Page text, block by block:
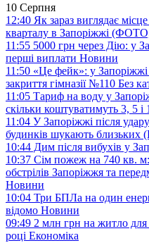
10 Серпня
12:40 Як зараз виглядає
кварталу в Запоріжжі
11:55 5000 грн через Дію: у
перші виплати Новини
11:50 «Це фейк»: у
закриття гімназії №110 Без
11:05 Тариф на воду у
скільки коштуватимуть 3, 5 і
11:04 У Запоріжжі після
будинків шукають близьких
10:44 Дим після вибухів у
10:37 Сім пожеж на 740 кв.
обстрілів Запоріжжя та
Новини
10:04 Три БПЛа на один
відомо Новини
09:49 2 млн грн на житло
році Економіка